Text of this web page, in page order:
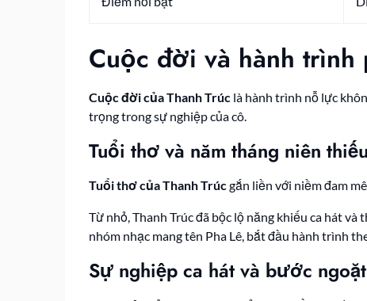
Cuộc đời và hành trình
Cuộc đời của Thanh Trúc là hành trình nỗ lực
trọng trong sự nghiệp của cô.
Tuổi thơ và năm tháng niên
Tuổi thơ của Thanh Trúcgắn liền với niềm đam
Từ nhỏ, Thanh Trúc đã bộc lộ năng khiếu ca hát
nhóm nhạc mang tên Pha Lê, bắt đầu hành trình
Sự nghiệp ca hát và bước